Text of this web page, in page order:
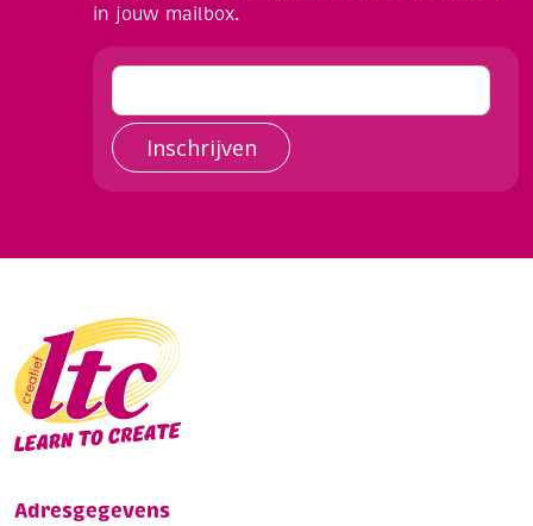
in jouw mailbox.
Inschrijven
Adresgegevens